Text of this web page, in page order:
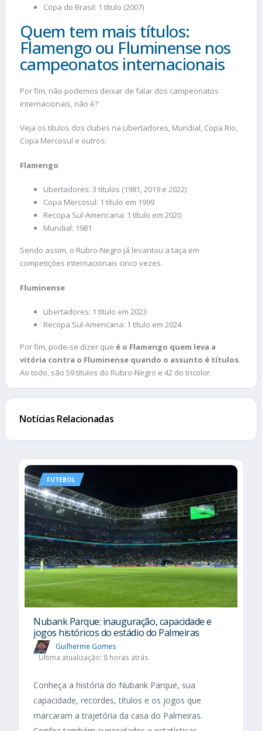
Copa do Brasil: 1 título (2007)
Quem tem mais títulos:
Flamengo ou Fluminense nos
campeonatos internacionais
Por fim, não podemos deixar de falar dos campeonatos
internacionais, não é?
Veja os títulos dos clubes na Libertadores, Mundial, Copa Rio,
Copa Mercosul e outros:
Flamengo
Libertadores: 3 títulos (1981, 2019 e 2022)
Copa Mercosul: 1 título em 1999
Recopa Sul-Americana: 1 título em 2020
Mundial: 1981
Sendo assim, o Rubro-Negro já levantou a taça em
competições internacionais cinco vezes.
Fluminense
Libertadores: 1 título em 2023
Recopa Sul-Americana: 1 título em 2024
Por fim, pode-se dizer que é o Flamengo quem leva a
vitória contra o Fluminense quando o assunto é títulos.
Ao todo, são 59 títulos do Rubro-Negro e 42 do tricolor.
Notícias Relacionadas
FUTEBOL
Nubank Parque: inauguração, capacidade e
jogos históricos do estádio do Palmeiras
Guilherme Gomes
Última atualização: 8 horas atrás
Conheça a história do Nubank Parque, sua
capacidade, recordes, títulos e os jogos que
marcaram a trajetória da casa do Palmeiras.